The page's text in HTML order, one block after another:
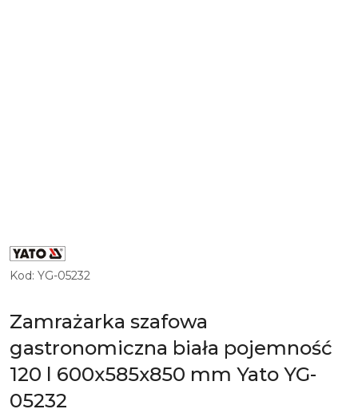
ZOBACZ
PRODUKTY
MARKI
YATO
Kod: YG-05232
Zamrażarka szafowa
gastronomiczna biała pojemność
120 l 600x585x850 mm Yato YG-
05232